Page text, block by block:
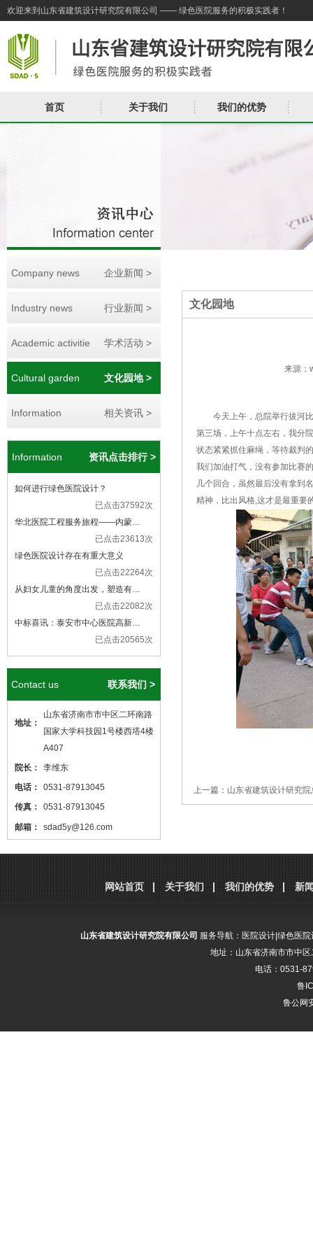
欢迎来到山东省建筑设计研究院有限公司 —— 绿色医院服务的积极实践者！
首页 关于我们 我们的优势
企业新闻 >
Company news
行业新闻 >
Industry news
学术活动 >
Academic activitie
文化园地 >
Cultural garden
相关资讯 >
Information
Information 资讯点击排行 >
如何进行绿色医院设计？
已点击37592次
华北医院工程服务旅程——内蒙…
已点击23613次
绿色医院设计存在有重大意义
已点击22264次
从妇女儿童的角度出发，塑造有…
已点击22082次
中标喜讯：泰安市中心医院高新…
已点击20565次
Contact us 联系我们 >
地址：
山东省济南市市中区二环南路
国家大学科技园1号楼西塔4楼
A407
院长：
李维东
电话：
0531-87913045
传真：
0531-87913045
邮箱：
sdad5y@126.com
设计 ，本站网址
http://www.sdjzsj5y.com
，转载请标明出处！
文化园地
来源：
今天上午，总院举行拔河比
第三场，上午十点左右，我分
状态紧紧抓住麻绳，等待裁判
我们加油打气，没有参加比赛
几个回合，虽然最后没有拿到
精神，比出风格,这才是最重要
上一篇： 山东省建筑设计研究
网站首页 关于我们 我们的优势 新
山东省建筑设计研究院有限公司 服务导航： 医院设计 绿色医院
地址：山东省济南市市中
电话：0531-
鲁
鲁公网